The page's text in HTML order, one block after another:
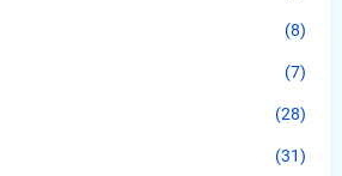
(8)
(7)
(28)
(31)